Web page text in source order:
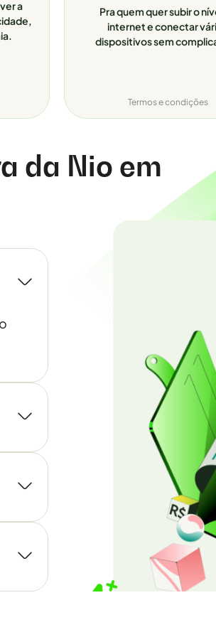
a
Pra quem quer subir o
internet e conectar
dispositivos sem
Termos e condições
da Nio em